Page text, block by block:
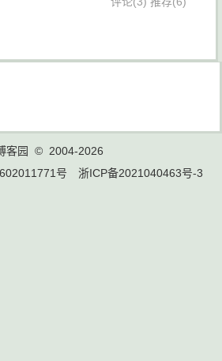
客园
© 2004-2026
号
浙ICP备2021040463号-3